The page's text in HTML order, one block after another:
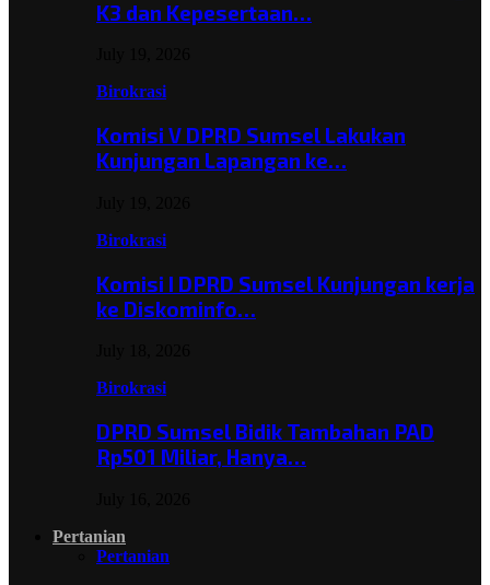
K3 dan Kepesertaan…
Birokrasi
Komisi V DPRD Sumsel Lakukan
Kunjungan Lapangan ke…
Birokrasi
Komisi I DPRD Sumsel Kunjungan kerja
ke Diskominfo…
Birokrasi
DPRD Sumsel Bidik Tambahan PAD
Rp501 Miliar, Hanya…
Pertanian
Pertanian